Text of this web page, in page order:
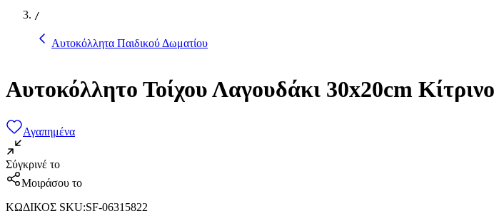
/
Αυτοκόλλητα Παιδικού Δωματίου
Αυτοκόλλητο Τοίχου Λαγουδάκι 30x20cm Κίτρινο
Αγαπημένα
Σύγκρινέ το
Μοιράσου το
ΚΩΔΙΚΟΣ SKU:SF-06315822